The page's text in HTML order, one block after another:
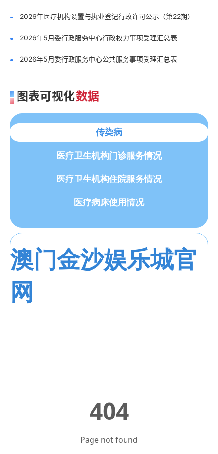
2026年医疗机构设置与执业登记行政许可公示（第22期）
2026年5月委行政服务中心行政权力事项受理汇总表
2026年5月委行政服务中心公共服务事项受理汇总表
图表可视化数据
传染病
医疗卫生机构门诊服务情况
医疗卫生机构住院服务情况
医疗病床使用情况